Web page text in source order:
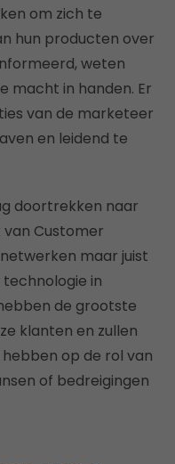
om zich te
hun producten over
weten
macht in handen. Er
van de marketeer
en leidend te
doortrekken naar
Customer
maar juist
in
de grootste
klanten en zullen
op de rol van
of bedreigingen